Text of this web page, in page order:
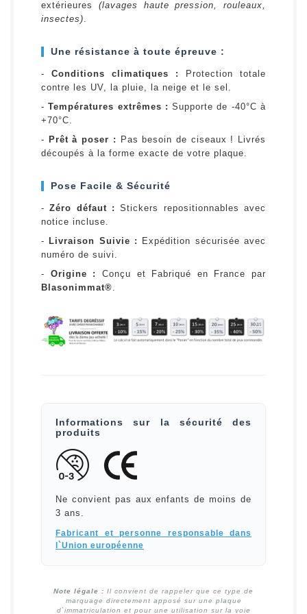
extérieures (lavages haute pression, rouleaux,
insectes)
Une résistance à toute épreuve :
- Conditions climatiques :
Protection totale
contre les UV, la pluie, la neige et le sel.
-Températures extrêmes : Supporte de -40°C à
+70°C.
- Prêt à poser :
Pas besoin de ciseaux ! Livrés
découpés à la forme exacte de votre plaque.
Pose Facile & Sécurité
-Zéro défaut : Stickers repositionnables avec
notice incluse.
-
Livraison Suivie :
Expédition sécurisée avec
numéro de suivi.
- Origine :
Conçu et Fabriqué en France par
Blasonimmat®
Informations sur la sécurité des
produits
Ne convient pas aux enfants de moins de
3 ans.
Fabricant et personne responsable dans
l`Union européenne
Note légale : Il convient de rappeler que ce type de
marquage directement apposé sur une plaque
d`immatriculation et pour une utilisation sur la voie